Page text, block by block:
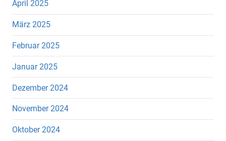
April 2025
März 2025
Februar 2025
Januar 2025
Dezember 2024
November 2024
Oktober 2024